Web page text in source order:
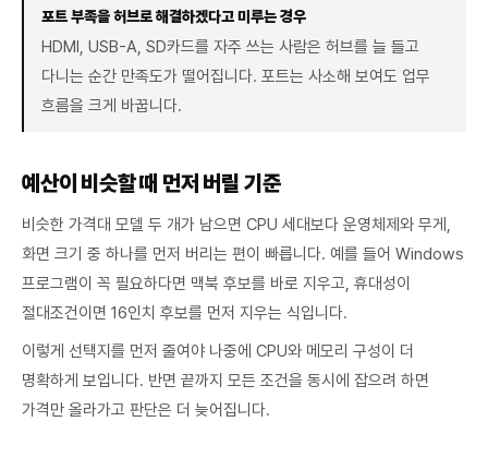
포트 부족을 허브로 해결하겠다고 미루는 경우
HDMI, USB-A, SD카드를 자주 쓰는 사람은 허브를 늘 들고
다니는 순간 만족도가 떨어집니다. 포트는 사소해 보여도 업무
흐름을 크게 바꿉니다.
예산이 비슷할 때 먼저 버릴 기준
비슷한 가격대 모델 두 개가 남으면 CPU 세대보다 운영체제와 무게,
화면 크기 중 하나를 먼저 버리는 편이 빠릅니다. 예를 들어 Windows
프로그램이 꼭 필요하다면 맥북 후보를 바로 지우고, 휴대성이
절대조건이면 16인치 후보를 먼저 지우는 식입니다.
이렇게 선택지를 먼저 줄여야 나중에 CPU와 메모리 구성이 더
명확하게 보입니다. 반면 끝까지 모든 조건을 동시에 잡으려 하면
가격만 올라가고 판단은 더 늦어집니다.